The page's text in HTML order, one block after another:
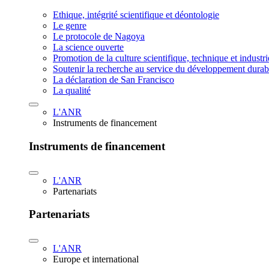
Ethique, intégrité scientifique et déontologie
Le genre
Le protocole de Nagoya
La science ouverte
Promotion de la culture scientifique, technique et
Soutenir la recherche au service du développement
La déclaration de San Francisco
La qualité
L'ANR
Instruments de financement
Instruments de financement
L'ANR
Partenariats
Partenariats
L'ANR
Europe et international